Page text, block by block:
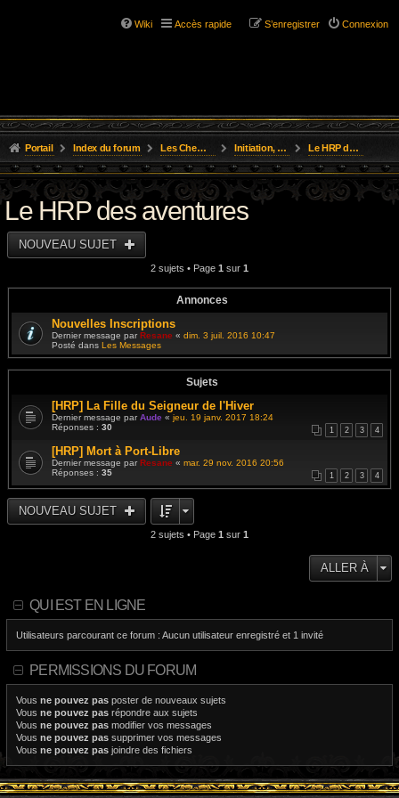
Wiki Accès rapide Connexion
S’enregistrer
Portail Index du forum Les Chemins de L'Aventure Initiation, Scénarios Courts Le HRP des aventures
Le HRP des aventures
NOUVEAU SUJET
2 sujets • Page 1 sur 1
Annonces
Nouvelles Inscriptions
Dernier message parResane « dim. 3 juil. 2016 10:47
Posté dans Les Messages
Sujets
[HRP] La Fille du Seigneur de l'Hiver
Dernier message parAude « jeu. 19 janv. 2017 18:24
Réponses : 30 1 2 3 4
[HRP] Mort à Port-Libre
Dernier message parResane « mar. 29 nov. 2016 20:56
Réponses : 35 1 2 3 4
NOUVEAU SUJET
2 sujets • Page 1 sur 1
ALLER À
QUI EST EN LIGNE
Utilisateurs parcourant ce forum : Aucun utilisateur enregistré et 1 invité
PERMISSIONS DU FORUM
Vous ne pouvez pas poster de nouveaux sujets
Vous ne pouvez pas répondre aux sujets
Vous ne pouvez pas modifier vos messages
Vous ne pouvez pas supprimer vos messages
Vous ne pouvez pas joindre des fichiers